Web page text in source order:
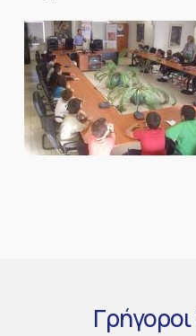
Γρήγοροι